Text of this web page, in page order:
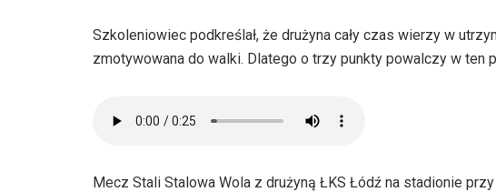
Szkoleniowiec podkreślał, że drużyna cały czas wierzy w
zmotywowana do walki. Dlatego o trzy punkty powalczy w ten
Mecz Stali Stalowa Wola z drużyną ŁKS Łódź na stadionie